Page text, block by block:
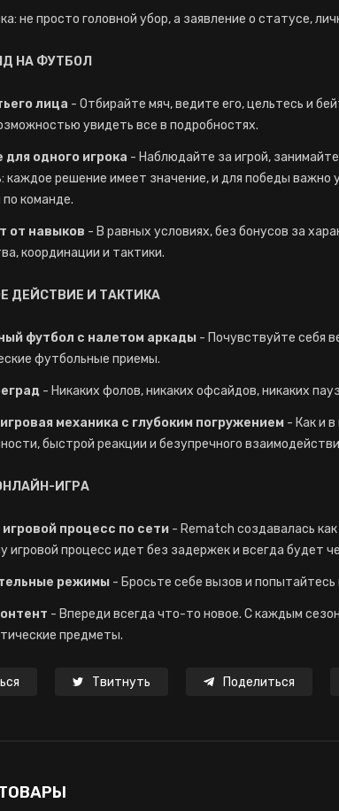
не просто головной убор, а заявление о статусе,
НА ФУТБОЛ
лица - Отбирайте мяч, ведите его, цельтесь и
увидеть все в подробностях.
для одного игрока - Наблюдайте за игрой,
каждое решение имеет значение, и для победы важно
команде.
от навыков - В равных условиях, без бонусов за
координации и тактики.
ДЕЙСТВИЕ И ТАКТИКА
футбол с налетом аркады - Почувствуйте себя
футбольные приемы.
- Никаких фолов, никаких офсайдов, никаких
механика с глубоким погружением - Как и
быстрой реакции и безупречного
ИГРА
процесс по сети - Rematch создавалась
игровой процесс идет без задержек и всегда будет
режимы - Бросьте себе вызов и
- Впереди всегда что-то новое. С каждым
предметы.
Твитнуть Поделиться